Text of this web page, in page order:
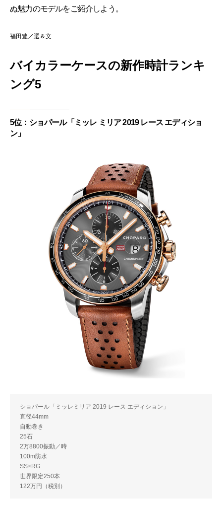
ぬ魅力のモデルをご紹介しよう。
福田豊／選＆文
バイカラーケースの新作時計ランキ
ング5
5位：ショパール「ミッレ ミリア 2019 レース エディショ
ン」
ショパール「ミッレミリア 2019 レース エディション」
直径44mm
自動巻き
25石
2万8800振動／時
100m防水
SS×RG
世界限定250本
122万円（税別）